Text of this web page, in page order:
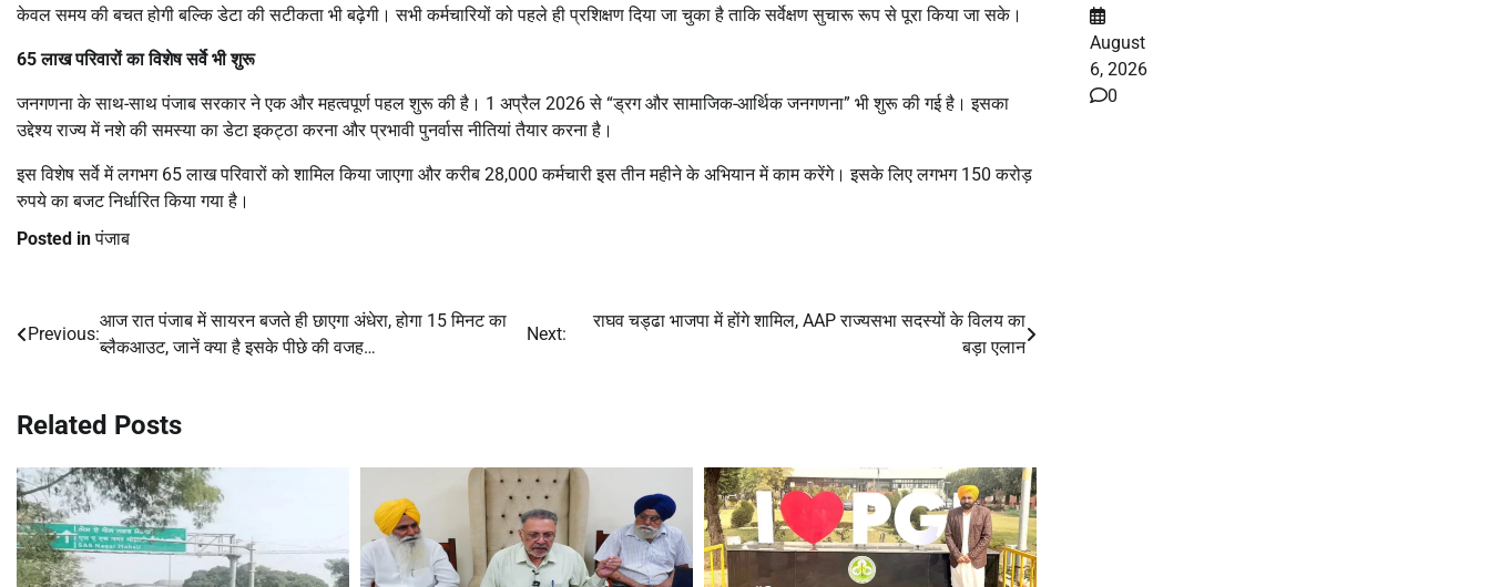
केवल समय की बचत होगी बल्कि डेटा की सटीकता भी बढ़ेगी। सभी कर्मचारियों को पहले ही प्रशिक्षण दिया जा चुका है ताकि सर्वेक्षण सुचारू रूप से पूरा किया जा सके।
65 लाख परिवारों का विशेष सर्वे भी शुरू
जनगणना के साथ-साथ पंजाब सरकार ने एक और महत्वपूर्ण पहल शुरू की है। 1 अप्रैल 2026 से “ड्रग और सामाजिक-आर्थिक जनगणना” भी शुरू की गई है। इसका
उद्देश्य राज्य में नशे की समस्या का डेटा इकट्ठा करना और प्रभावी पुनर्वास नीतियां तैयार करना है।
इस विशेष सर्वे में लगभग 65 लाख परिवारों को शामिल किया जाएगा और करीब 28,000 कर्मचारी इस तीन महीने के अभियान में काम करेंगे। इसके लिए लगभग 150 करोड़
रुपये का बजट निर्धारित किया गया है।
Posted inपंजाब
Post
Previous:
आज रात पंजाब में सायरन बजते ही छाएगा अंधेरा, होगा 15 मिनट का
ब्लैकआउट, जानें क्या है इसके पीछे की वजह…
Next:
राघव चड्ढा भाजपा में होंगे शामिल, AAP राज्यसभा सदस्यों के विलय का
बड़ा एलान
Related Posts
August
6, 2026
0